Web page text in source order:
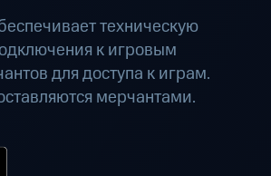
техническую
к игровым
для доступа к играм.
мерчантами.